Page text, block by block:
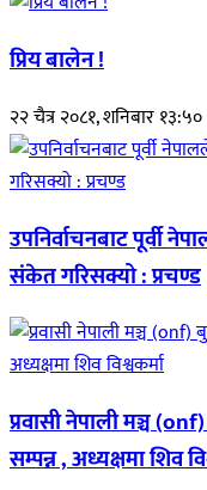
प्रिय बालेन !
२२ चैत्र २०८१, शनिबार १३:५०
उपनिर्वाचनबाट पूर्वी
संकेत गरिसक्यो : प्रचण्ड
प्रवासी नेपाली मञ्च
सम्पन्न , अध्यक्षमा शिव